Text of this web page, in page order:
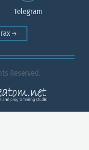
Telegram
Reserved.